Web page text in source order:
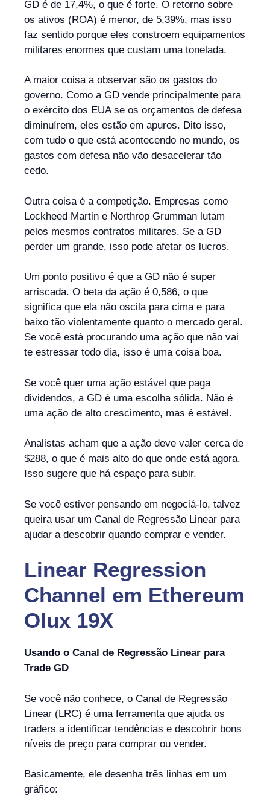
GD é de 17,4%, o que é forte. O retorno sobre
os ativos (ROA) é menor, de 5,39%, mas isso
faz sentido porque eles constroem equipamentos
militares enormes que custam uma tonelada.
A maior coisa a observar são os gastos do
governo. Como a GD vende principalmente para
o exército dos EUA se os orçamentos de defesa
diminuírem, eles estão em apuros. Dito isso,
com tudo o que está acontecendo no mundo, os
gastos com defesa não vão desacelerar tão
cedo.
Outra coisa é a competição. Empresas como
Lockheed Martin e Northrop Grumman lutam
pelos mesmos contratos militares. Se a GD
perder um grande, isso pode afetar os lucros.
Um ponto positivo é que a GD não é super
arriscada. O beta da ação é 0,586, o que
significa que ela não oscila para cima e para
baixo tão violentamente quanto o mercado geral.
Se você está procurando uma ação que não vai
te estressar todo dia, isso é uma coisa boa.
Se você quer uma ação estável que paga
dividendos, a GD é uma escolha sólida. Não é
uma ação de alto crescimento, mas é estável.
Analistas acham que a ação deve valer cerca de
$288, o que é mais alto do que onde está agora.
Isso sugere que há espaço para subir.
Se você estiver pensando em negociá-lo, talvez
queira usar um Canal de Regressão Linear para
ajudar a descobrir quando comprar e vender.
Linear Regression
Channel em Ethereum
Olux 19X
Usando o Canal de Regressão Linear para
Trade GD
Se você não conhece, o Canal de Regressão
Linear (LRC) é uma ferramenta que ajuda os
traders a identificar tendências e descobrir bons
níveis de preço para comprar ou vender.
Basicamente, ele desenha três linhas em um
gráfico: